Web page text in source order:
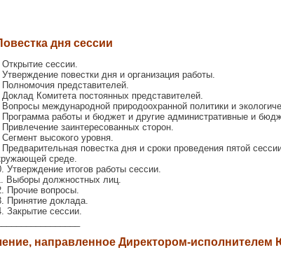
дня сессии
Открытие сессии.
повестки дня и организация работы.
Полномочия представителей.
Комитета постоянных представителей.
международной природоохранной политики и
Программа работы и бюджет и другие административные и
заинтересованных сторон.
высокого уровня.
повестка дня и сроки проведения пятой
среде.
Утверждение итогов работы сессии.
Выборы должностных лиц.
Прочие вопросы.
Принятие доклада.
Закрытие сессии.
направленное Директором-